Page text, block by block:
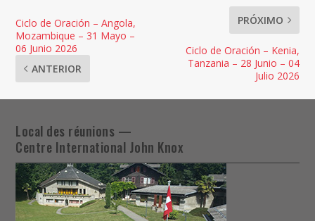
Ciclo de Oración – Angola,
Mozambique – 31 Mayo –
06 Junio 2026
ANTERIOR
PRÓXIMO
Ciclo de Oración – Kenia,
Tanzania – 28 Junio – 04
Julio 2026
Local des réunions —
Centre International John Knox